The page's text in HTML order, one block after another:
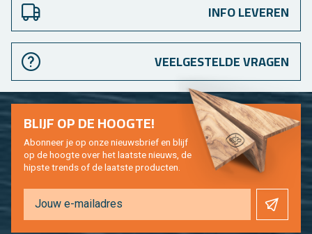
INFO LEVEREN
VEELGESTELDE VRAGEN
BLIJF OP DE HOOG­TE!
Abon­neer je op onze nieuws­brief en blijf
op de hoog­te over het laat­ste nieuws, de
hip­s­te trends of de laat­ste pro­duc­ten.